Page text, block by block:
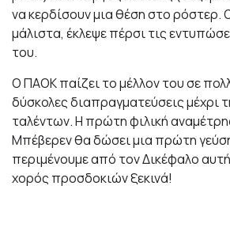
να κερδίσουν μια θέση στο ρόστερ.
μάλιστα, έκλεψε πέρσι τις
του.
Ο ΠΑΟΚ παίζει το μέλλον του σε
δύσκολες διαπραγματεύσεις μέχρι
ταλέντων. Η πρώτη φιλική
Μπέβερεν θα δώσει μια πρώτη
περιμένουμε από τον Δικέφαλο
χορός προσδοκιών ξεκινά!